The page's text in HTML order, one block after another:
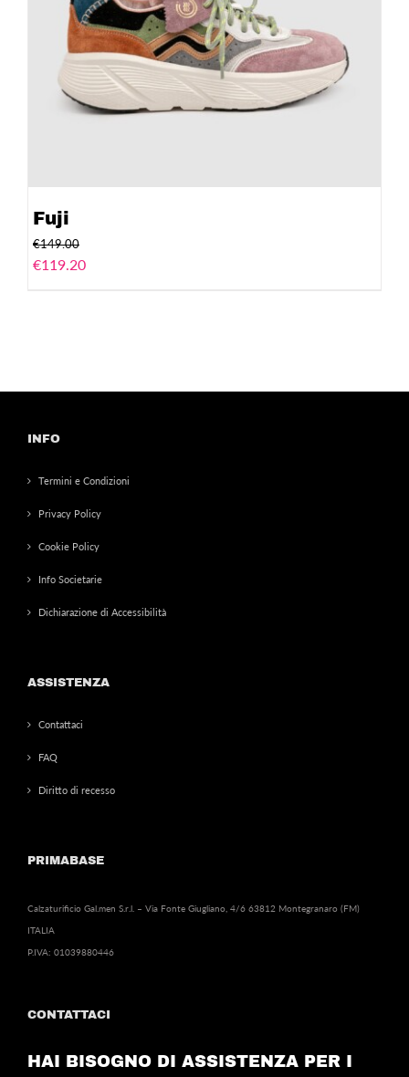
Fuji
€149.00
€119.20
INFO
Termini e Condizioni
Privacy Policy
Cookie Policy
Info Societarie
Dichiarazione di Accessibilità
ASSISTENZA
Contattaci
FAQ
Diritto di recesso
PRIMABASE
Calzaturificio Gal.men S.r.l. – Via Fonte Giugliano, 4/6 63812 Montegranaro (FM)
ITALIA
P.IVA: 01039880446
CONTATTACI
HAI BISOGNO DI ASSISTENZA PER I